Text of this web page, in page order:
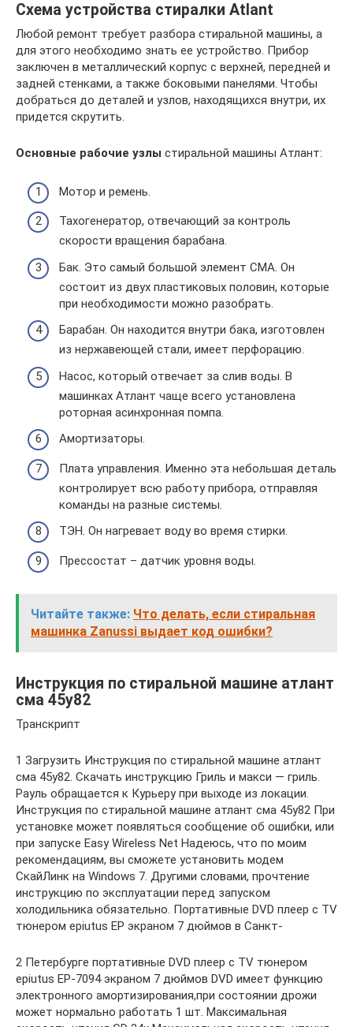
Схема устройства стиралки Atlant
Любой ремонт требует разбора стиральной машины, а
для этого необходимо знать ее устройство. Прибор
заключен в металлический корпус с верхней, передней и
задней стенками, а также боковыми панелями. Чтобы
добраться до деталей и узлов, находящихся внутри, их
придется скрутить.
Основные рабочие узлы стиральной машины Атлант:
Мотор и ремень.
Тахогенератор, отвечающий за контроль
скорости вращения барабана.
Бак. Это самый большой элемент СМА. Он
состоит из двух пластиковых половин, которые
при необходимости можно разобрать.
Барабан. Он находится внутри бака, изготовлен
из нержавеющей стали, имеет перфорацию.
Насос, который отвечает за слив воды. В
машинках Атлант чаще всего установлена
роторная асинхронная помпа.
Амортизаторы.
Плата управления. Именно эта небольшая деталь
контролирует всю работу прибора, отправляя
команды на разные системы.
ТЭН. Он нагревает воду во время стирки.
Прессостат – датчик уровня воды.
Читайте также: Что делать, если стиральная
машинка Zanussi выдает код ошибки?
Инструкция по стиральной машине атлант
сма 45у82
Транскрипт
1 Загрузить Инструкция по стиральной машине атлант
сма 45у82. Скачать инструкцию Гриль и макси — гриль.
Рауль обращается к Курьеру при выходе из локации.
Инструкция по стиральной машине атлант сма 45у82 При
установке может появляться сообщение об ошибки, или
при запуске Easy Wireless Net Надеюсь, что по моим
рекомендациям, вы сможете установить модем
СкайЛинк на Windows 7. Другими словами, прочтение
инструкцию по эксплуатации перед запуском
холодильника обязательно. Портативные DVD плеер с TV
тюнером epiutus EP экраном 7 дюймов в Санкт-
2 Петербурге портативные DVD плеер с TV тюнером
epiutus EP-7094 экраном 7 дюймов DVD имеет функцию
электронного амортизирования,при состоянии дрожи
может нормально работать 1 шт. Максимальная